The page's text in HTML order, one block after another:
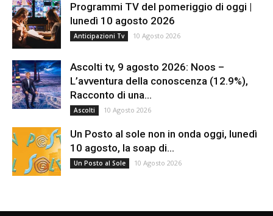
Programmi TV del pomeriggio di oggi |
lunedì 10 agosto 2026
Anticipazioni Tv 10 Agosto 2026
Ascolti tv, 9 agosto 2026: Noos –
L’avventura della conoscenza (12.9%),
Racconto di una...
Ascolti 10 Agosto 2026
Un Posto al sole non in onda oggi, lunedì
10 agosto, la soap di...
Un Posto al Sole 10 Agosto 2026